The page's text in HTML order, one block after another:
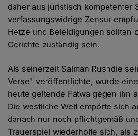
daher aus juristisch kompetenter
verfassungswidrige Zensur
Hetze und Beleidigungen sollten
Gerichte zuständig sein.
Als seinerzeit Salman Rushdie
Verse" veröffentlichte, wurde
heute geltende Fatwa gegen ihn
Die westliche Welt empörte sich
danach nur noch pflichtgemäß
Trauerspiel wiederholte sich, als